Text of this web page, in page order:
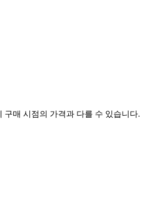
매 시점의 가격과 다를 수 있습니다.